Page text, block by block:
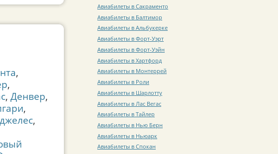
,
,
, Денвер,
,
,
Авиабилеты в Сакраменто
Авиабилеты в Балтимор
Авиабилеты в Альбукерке
Авиабилеты в Форт-Уэрт
Авиабилеты в Форт-Уэйн
Авиабилеты в Хартфорд
Авиабилеты в Монтеррей
Авиабилеты в Роли
Авиабилеты в Шарлотту
Авиабилеты в Лас Вегас
Авиабилеты в Тайлер
Авиабилеты в Нью Берн
Авиабилеты в Ньюарк
Авиабилеты в Спокан